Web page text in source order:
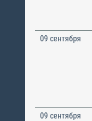
09 сентября
09 сентября